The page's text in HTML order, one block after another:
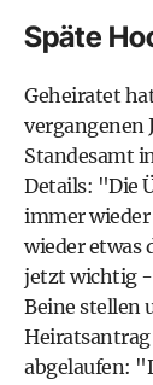
Späte
Geheiratet
vergangenen
Standesamt
Details: "Die
immer wieder
wieder etwas
jetzt wichtig -
Beine stellen
abgelaufen: